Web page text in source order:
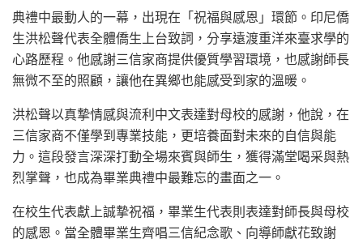
典禮中最動人的一幕，出現在「祝福與感恩」環節。印尼僑
生洪松聲代表全體僑生上台致詞，分享遠渡重洋來臺求學的
心路歷程。他感謝三信家商提供優質學習環境，也感謝師長
無微不至的照顧，讓他在異鄉也能感受到家的溫暖。
洪松聲以真摯情感與流利中文表達對母校的感謝，他說，在
三信家商不僅學到專業技能，更培養面對未來的自信與能
力。這段發言深深打動全場來賓與師生，獲得滿堂喝采與熱
烈掌聲，也成為畢業典禮中最難忘的畫面之一。
在校生代表獻上誠摯祝福，畢業生代表則表達對師長與母校
的感恩。當全體畢業生齊唱三信紀念歌、向導師獻花致謝